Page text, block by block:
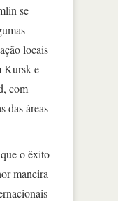
se
locais
Kursk e
com
das áreas
o êxito
maneira